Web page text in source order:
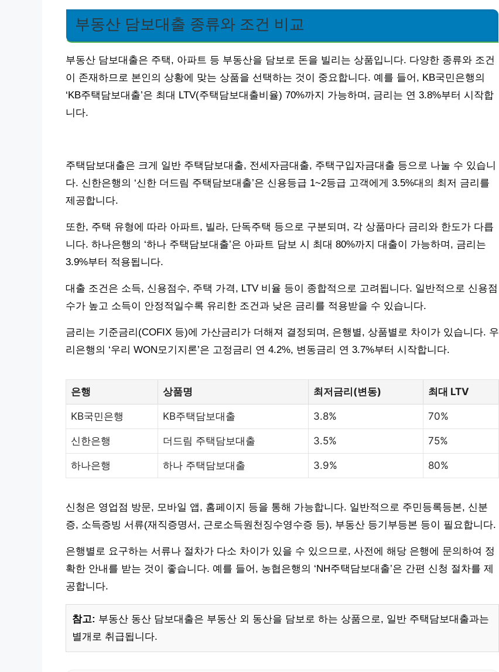
부동산 담보대출 종류와 조건 비교
부동산 담보대출은 주택, 아파트 등 부동산을 담보로 돈을 빌리는 상품입니다. 다양한 종류와 조건
이 존재하므로 본인의 상황에 맞는 상품을 선택하는 것이 중요합니다. 예를 들어, KB국민은행의
‘KB주택담보대출’은 최대 LTV(주택담보대출비율) 70%까지 가능하며, 금리는 연 3.8%부터 시작합
니다.
주택담보대출은 크게 일반 주택담보대출, 전세자금대출, 주택구입자금대출 등으로 나눌 수 있습니
다. 신한은행의 ‘신한 더드림 주택담보대출’은 신용등급 1~2등급 고객에게 3.5%대의 최저 금리를
제공합니다.
또한, 주택 유형에 따라 아파트, 빌라, 단독주택 등으로 구분되며, 각 상품마다 금리와 한도가 다릅
니다. 하나은행의 ‘하나 주택담보대출’은 아파트 담보 시 최대 80%까지 대출이 가능하며, 금리는
3.9%부터 적용됩니다.
대출 조건은 소득, 신용점수, 주택 가격, LTV 비율 등이 종합적으로 고려됩니다. 일반적으로 신용점
수가 높고 소득이 안정적일수록 유리한 조건과 낮은 금리를 적용받을 수 있습니다.
금리는 기준금리(COFIX 등)에 가산금리가 더해져 결정되며, 은행별, 상품별로 차이가 있습니다. 우
리은행의 ‘우리 WON모기지론’은 고정금리 연 4.2%, 변동금리 연 3.7%부터 시작합니다.
은행 상품명 최저금리(변동) 최대 LTV
KB국민은행 KB주택담보대출 3.8% 70%
신한은행 더드림 주택담보대출 3.5% 75%
하나은행 하나 주택담보대출 3.9% 80%
신청은 영업점 방문, 모바일 앱, 홈페이지 등을 통해 가능합니다. 일반적으로 주민등록등본, 신분
증, 소득증빙 서류(재직증명서, 근로소득원천징수영수증 등), 부동산 등기부등본 등이 필요합니다.
은행별로 요구하는 서류나 절차가 다소 차이가 있을 수 있으므로, 사전에 해당 은행에 문의하여 정
확한 안내를 받는 것이 좋습니다. 예를 들어, 농협은행의 ‘NH주택담보대출’은 간편 신청 절차를 제
공합니다.
참고: 부동산 동산 담보대출은 부동산 외 동산을 담보로 하는 상품으로, 일반 주택담보대출과는
별개로 취급됩니다.